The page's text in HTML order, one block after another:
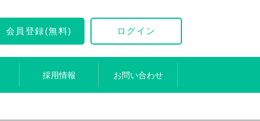
会員登録(無料) ログイン
採用情報 お問い合わせ